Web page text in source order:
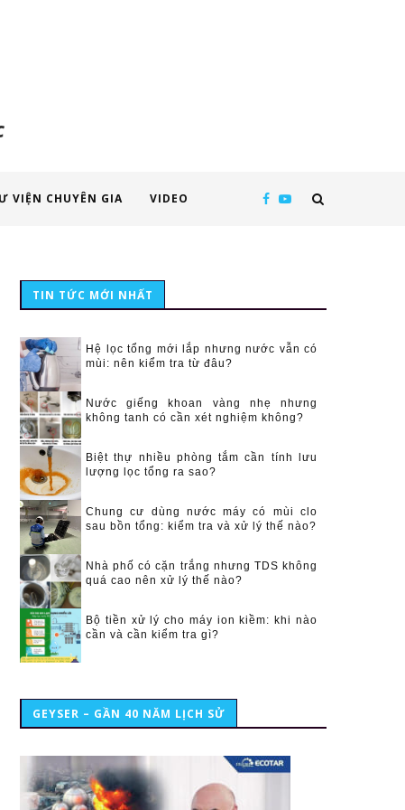
VIỆN CHUYÊN GIA VIDEO
TIN TỨC MỚI NHẤT
Hệ lọc tổng mới lắp nhưng nước vẫn có
mùi: nên kiểm tra từ đâu?
Nước giếng khoan vàng nhẹ nhưng
không tanh có cần xét nghiệm không?
Biệt thự nhiều phòng tắm cần tính lưu
lượng lọc tổng ra sao?
Chung cư dùng nước máy có mùi clo
sau bồn tổng: kiểm tra và xử lý thế nào?
Nhà phố có cặn trắng nhưng TDS không
quá cao nên xử lý thế nào?
Bộ tiền xử lý cho máy ion kiềm: khi nào
cần và cần kiểm tra gì?
GEYSER – GẦN 40 NĂM LỊCH SỬ